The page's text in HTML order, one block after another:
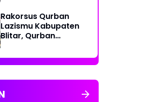
‎Rakorsus Qurban
Lazismu Kabupaten
Blitar, Qurban
Bahagiakan sesama